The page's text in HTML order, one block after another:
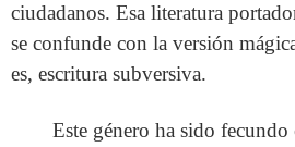
ciudadanos. Esa literatura
se confunde con la versión
es, escritura subversiva.
Este género ha sido